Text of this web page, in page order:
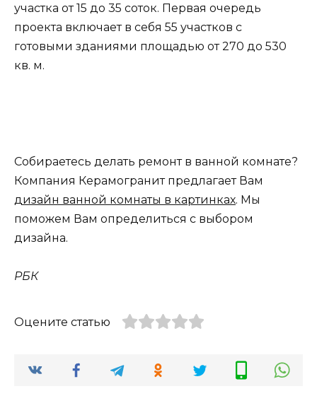
участка от 15 до 35 соток. Первая очередь
проекта включает в себя 55 участков с
готовыми зданиями площадью от 270 до 530
кв. м.
Собираетесь делать ремонт в ванной комнате?
Компания Керамогранит предлагает Вам
дизайн ванной комнаты в картинках. Мы
поможем Вам определиться с выбором
дизайна.
РБК
Оцените статью